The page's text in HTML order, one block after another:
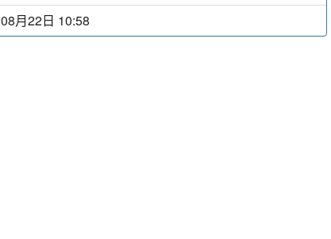
08月22日 10:58